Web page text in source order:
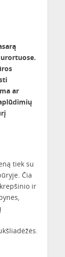
ar
tiek su
Čia
ir